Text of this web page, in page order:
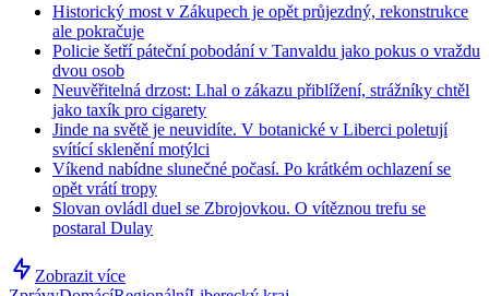
Historický most v Zákupech je opět průjezdný, rekonstrukce
ale pokračuje
Policie šetří páteční pobodání v Tanvaldu jako pokus o vraždu
dvou osob
Neuvěřitelná drzost: Lhal o zákazu přiblížení, strážníky chtěl
jako taxík pro cigarety
Jinde na světě je neuvidíte. V botanické v Liberci poletují
svítící sklenění motýlci
Víkend nabídne slunečné počasí. Po krátkém ochlazení se
opět vrátí tropy
Slovan ovládl duel se Zbrojovkou. O vítěznou trefu se
postaral Dulay
Zobrazit více